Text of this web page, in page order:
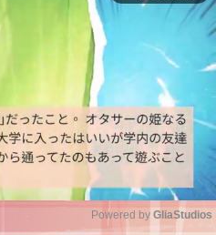
Powered by GliaStudios